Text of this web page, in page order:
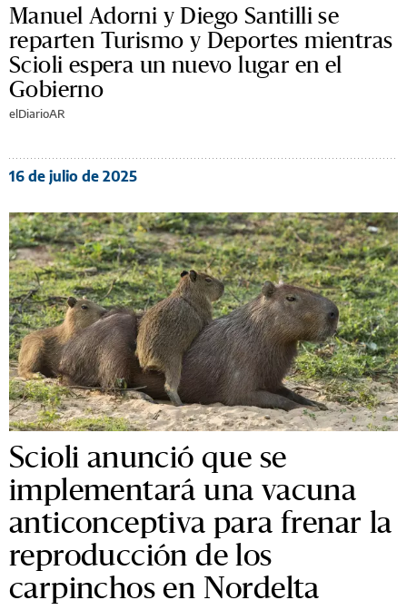
Manuel Adorni y Diego Santilli se
reparten Turismo y Deportes mientras
Scioli espera un nuevo lugar en el
Gobierno
elDiarioAR
16 de julio de 2025
Scioli anunció que se
implementará una vacuna
anticonceptiva para frenar la
reproducción de los
carpinchos en Nordelta